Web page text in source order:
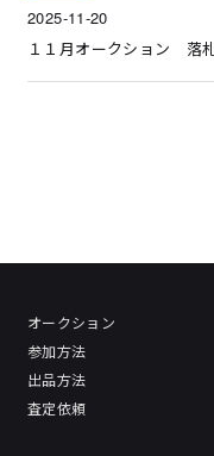
2025-11-20
１１月オークション 落
オークション
参加方法
出品方法
査定依頼